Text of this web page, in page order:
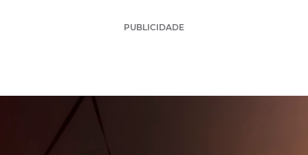
PUBLICIDADE